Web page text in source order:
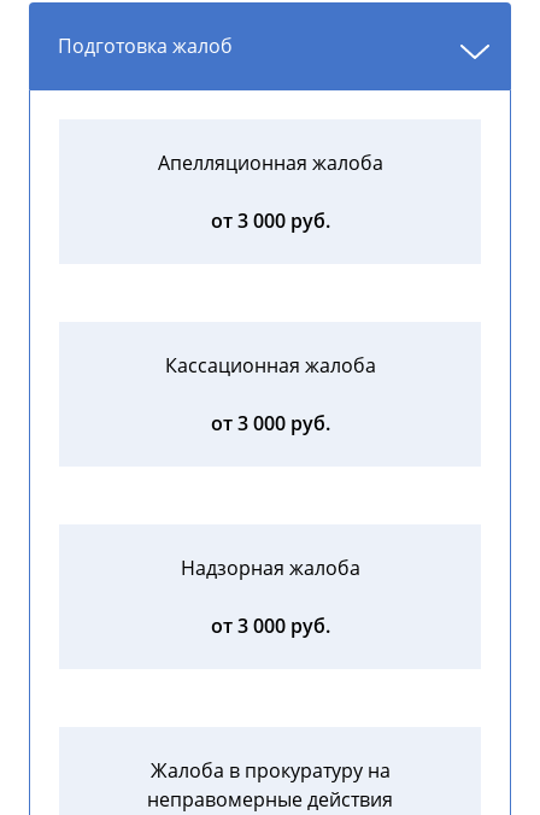
Подготовка жалоб
Апелляционная жалоба
от 3 000 руб.
Кассационная жалоба
от 3 000 руб.
Надзорная жалоба
от 3 000 руб.
Жалоба в прокуратуру на
неправомерные действия